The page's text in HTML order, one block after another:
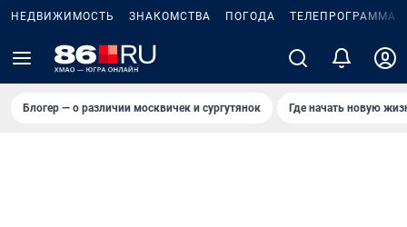
НЕДВИЖИМОСТЬ ЗНАКОМСТВА ПОГОДА ТЕЛЕПРОГРАММА
Блогер — о различии москвичек и сургутянок Где начать новую